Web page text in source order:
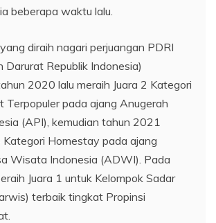
beberapa waktu lalu.
diraih nagari perjuangan PDRI
Darurat Republik Indonesia)
2020 lalu meraih Juara 2 Kategori
Terpopuler pada ajang Anugerah
(API), kemudian tahun 2021
Kategori Homestay pada ajang
Wisata Indonesia (ADWI). Pada
Juara 1 untuk Kelompok Sadar
terbaik tingkat Propinsi